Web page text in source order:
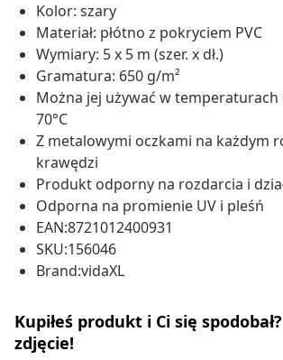
Kolor: szary
Materiał: płótno z pokryciem PVC
Wymiary: 5 x 5 m (szer. x dł.)
Gramatura: 650 g/m²
Można jej używać w temperaturach
70°C
Z metalowymi oczkami na każdym
krawędzi
Produkt odporny na rozdarcia i
Odporna na promienie UV i pleśń
EAN:8721012400931
SKU:156046
Brand:vidaXL
Kupiłeś produkt i Ci się
zdjęcie!